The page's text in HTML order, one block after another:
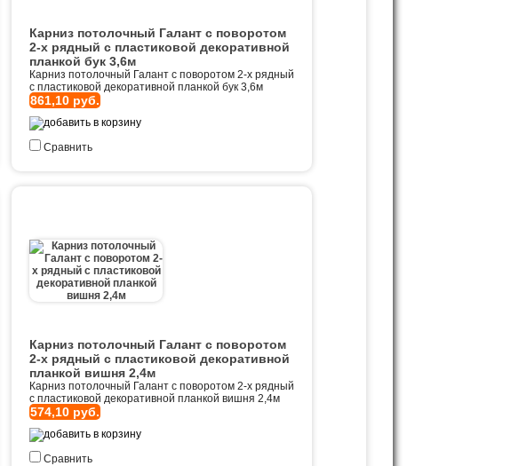
Карниз потолочный Галант с поворотом
2-х рядный с пластиковой декоративной
планкой бук 3,6м
Карниз потолочный Галант с поворотом 2-х рядный
с пластиковой декоративной планкой бук 3,6м
861,10 руб.
Сравнить
Карниз потолочный Галант с поворотом
2-х рядный с пластиковой декоративной
планкой вишня 2,4м
Карниз потолочный Галант с поворотом 2-х рядный
с пластиковой декоративной планкой вишня 2,4м
574,10 руб.
Сравнить